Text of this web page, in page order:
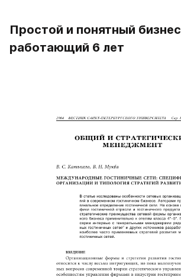
Простой и понятный бизнес
работающий 6 лет